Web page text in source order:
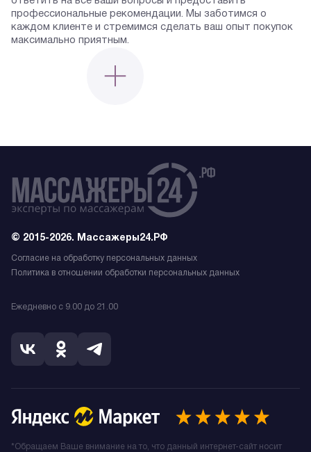
профессиональные рекомендации. Мы заботимся о
каждом клиенте и стремимся сделать ваш опыт покупок
максимально приятным.
© 2015-2026. Массажеры24.РФ
Согласие на обработку персональных данных
Политика в отношении обработки персональных данных
Ежедневно с 9.00 до 21.00
*Обращаем Ваше внимание на то, что данный интернет-сайт носит